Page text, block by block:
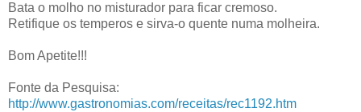
Bata o molho no misturador para ficar cremoso.
Retifique os temperos e sirva-o quente numa molheira.
Bom Apetite!!!
Fonte da Pesquisa:
http://www.gastronomias.com/receitas/rec1192.htm